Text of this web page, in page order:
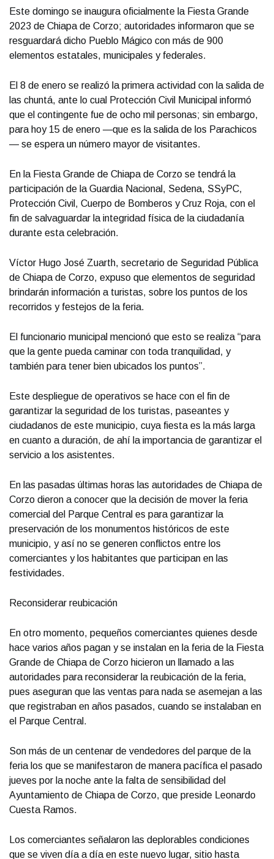
Este domingo se inaugura oficialmente la Fiesta Grande
2023 de Chiapa de Corzo; autoridades informaron que se
resguardará dicho Pueblo Mágico con más de 900
elementos estatales, municipales y federales.
El 8 de enero se realizó la primera actividad con la salida de
las chuntá, ante lo cual Protección Civil Municipal informó
que el contingente fue de ocho mil personas; sin embargo,
para hoy 15 de enero —que es la salida de los Parachicos
— se espera un número mayor de visitantes.
En la Fiesta Grande de Chiapa de Corzo se tendrá la
participación de la Guardia Nacional, Sedena, SSyPC,
Protección Civil, Cuerpo de Bomberos y Cruz Roja, con el
fin de salvaguardar la integridad física de la ciudadanía
durante esta celebración.
Víctor Hugo José Zuarth, secretario de Seguridad Pública
de Chiapa de Corzo, expuso que elementos de seguridad
brindarán información a turistas, sobre los puntos de los
recorridos y festejos de la feria.
El funcionario municipal mencionó que esto se realiza “para
que la gente pueda caminar con toda tranquilidad, y
también para tener bien ubicados los puntos”.
Este despliegue de operativos se hace con el fin de
garantizar la seguridad de los turistas, paseantes y
ciudadanos de este municipio, cuya fiesta es la más larga
en cuanto a duración, de ahí la importancia de garantizar el
servicio a los asistentes.
En las pasadas últimas horas las autoridades de Chiapa de
Corzo dieron a conocer que la decisión de mover la feria
comercial del Parque Central es para garantizar la
preservación de los monumentos históricos de este
municipio, y así no se generen conflictos entre los
comerciantes y los habitantes que participan en las
festividades.
Reconsiderar reubicación
En otro momento, pequeños comerciantes quienes desde
hace varios años pagan y se instalan en la feria de la Fiesta
Grande de Chiapa de Corzo hicieron un llamado a las
autoridades para reconsiderar la reubicación de la feria,
pues aseguran que las ventas para nada se asemejan a las
que registraban en años pasados, cuando se instalaban en
el Parque Central.
Son más de un centenar de vendedores del parque de la
feria los que se manifestaron de manera pacífica el pasado
jueves por la noche ante la falta de sensibilidad del
Ayuntamiento de Chiapa de Corzo, que preside Leonardo
Cuesta Ramos.
Los comerciantes señalaron las deplorables condiciones
que se viven día a día en este nuevo lugar, sitio hasta